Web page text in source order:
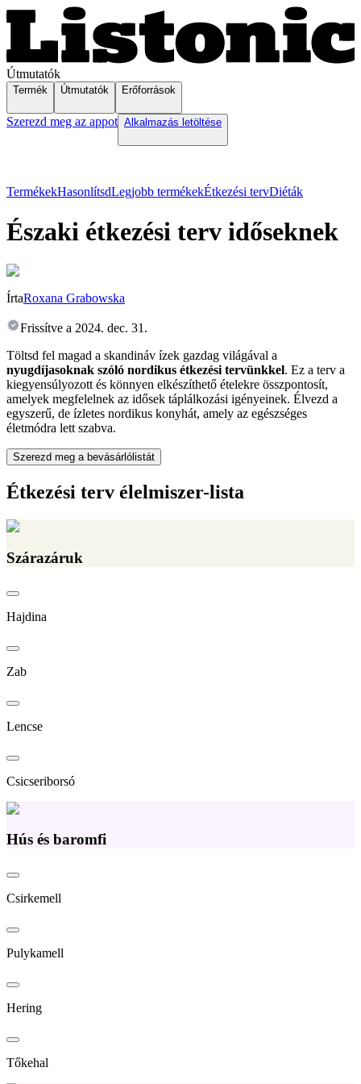
Útmutatók
Termék Útmutatók Erőforrások
Szerezd meg az appot Alkalmazás letöltése
TermékekHasonlítsdLegjobb termékekÉtkezési tervDiéták
Északi étkezési terv időseknek
ÍrtaRoxana Grabowska
Frissítve a 2024. dec. 31.
Töltsd fel magad a skandináv ízek gazdag világával a
nyugdíjasoknak szóló nordikus étkezési tervünkkel. Ez a terv a
kiegyensúlyozott és könnyen elkészíthető ételekre összpontosít,
amelyek megfelelnek az idősek táplálkozási igényeinek. Élvezd a
egyszerű, de ízletes nordikus konyhát, amely az egészséges
életmódra lett szabva.
Szerezd meg a bevásárlólistát
Étkezési terv élelmiszer-lista
Szárazáruk
Hajdina
Zab
Lencse
Csicseriborsó
Hús és baromfi
Csirkemell
Pulykamell
Hering
Tőkehal